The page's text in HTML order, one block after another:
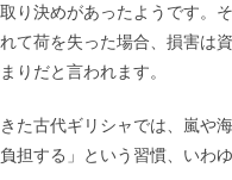
り決めがあったようです。
て荷を失った場合、損害は
りだと言われます。
た古代ギリシャでは、嵐や
担する」という習慣、いわ